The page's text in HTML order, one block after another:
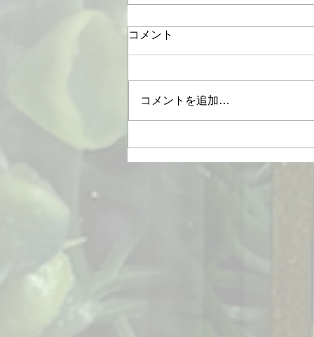
コメント
コメントを追加…